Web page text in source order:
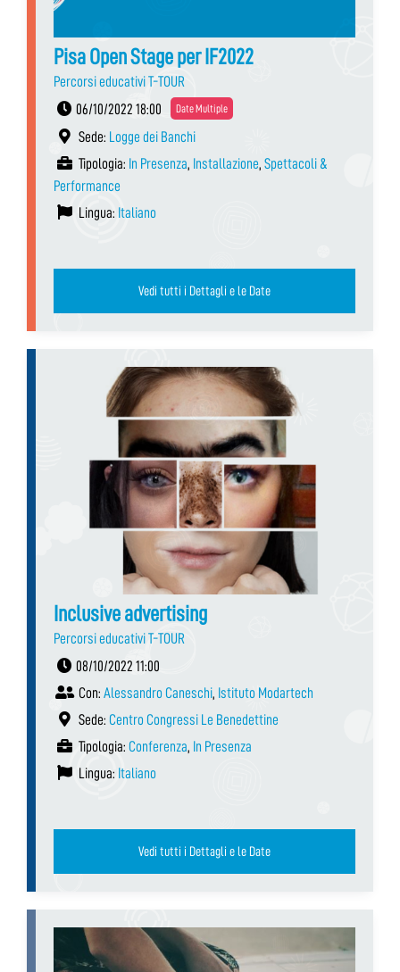
Pisa Open Stage per IF2022
Percorsi educativi T-TOUR
06/10/2022 18:00
Date Multiple
Sede: Logge dei Banchi
Tipologia: In Presenza, Installazione, Spettacoli &
Performance
Lingua: Italiano
Vedi tutti i Dettagli e le Date
Inclusive advertising
Percorsi educativi T-TOUR
08/10/2022 11:00
Con: Alessandro Caneschi, Istituto Modartech
Sede: Centro Congressi Le Benedettine
Tipologia: Conferenza, In Presenza
Lingua: Italiano
Vedi tutti i Dettagli e le Date